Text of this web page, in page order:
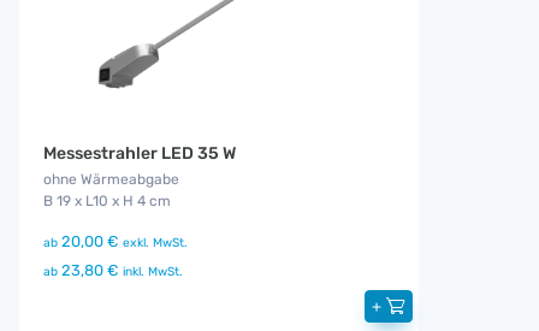
Messestrahler LED 35 W
ohne Wärmeabgabe
B 19 x L10 x H 4 cm
ab 20,00 € exkl. MwSt.
ab 23,80 € inkl. MwSt.
+